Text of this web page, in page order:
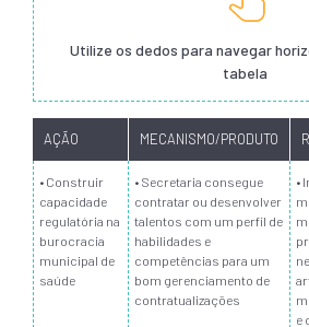
Utilize os dedos para navegar
tabela
AÇÃO MECANISMO/PRODUTO
• Construir
capacidade
regulatória na
burocracia
municipal de
saúde
• Secretaria consegue
contratar ou desenvolver
talentos com um perfil de
habilidades e
competências para um
bom gerenciamento de
contratualizações
•
e